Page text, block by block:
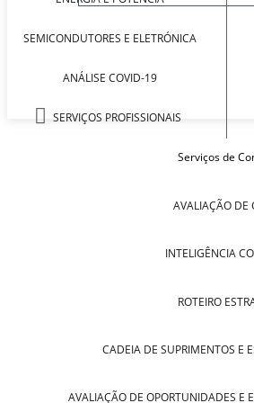
SEMICONDUTORES E ELETRÓNICA
ANÁLISE COVID-19
SERVIÇOS PROFISSIONAIS
Serviços de
AVALIAÇÃO DE
INTELIGÊNCIA
ROTEIRO
CADEIA DE SUPRIMENTOS E
AVALIAÇÃO DE OPORTUNIDADES E